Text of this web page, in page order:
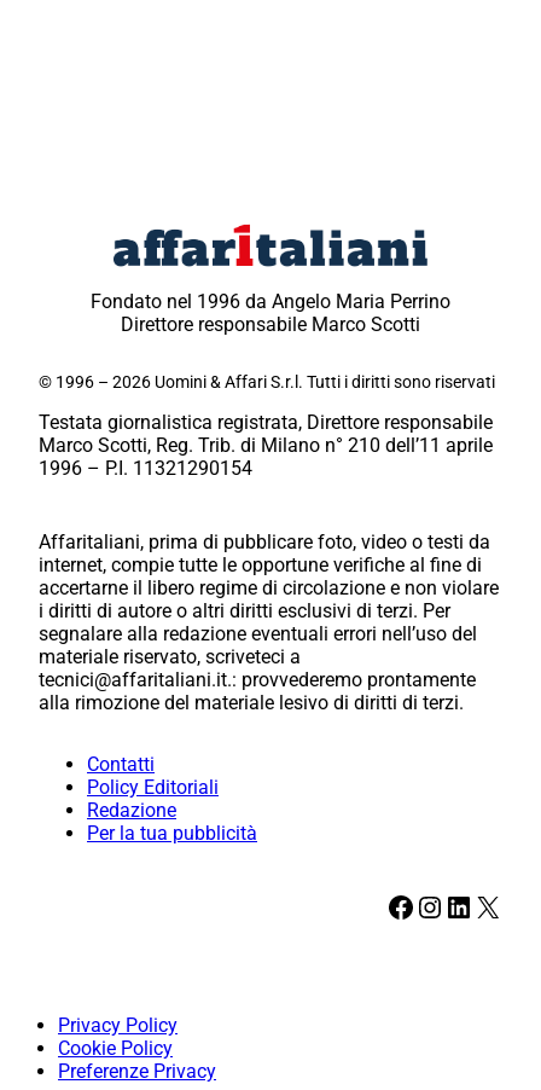
Fondato nel 1996 da Angelo Maria Perrino
Direttore responsabile Marco Scotti
© 1996 – 2026 Uomini & Affari S.r.l. Tutti i diritti sono riservati
Testata giornalistica registrata, Direttore responsabile
Marco Scotti, Reg. Trib. di Milano n° 210 dell’11 aprile
1996 – P.I. 11321290154
Affaritaliani, prima di pubblicare foto, video o testi da
internet, compie tutte le opportune verifiche al fine di
accertarne il libero regime di circolazione e non violare
i diritti di autore o altri diritti esclusivi di terzi. Per
segnalare alla redazione eventuali errori nell’uso del
materiale riservato, scriveteci a
tecnici@affaritaliani.it.: provvederemo prontamente
alla rimozione del materiale lesivo di diritti di terzi.
Contatti
Policy Editoriali
Redazione
Per la tua pubblicità
Facebook Instagram LinkedIn X
Privacy Policy
Cookie Policy
Preferenze Privacy